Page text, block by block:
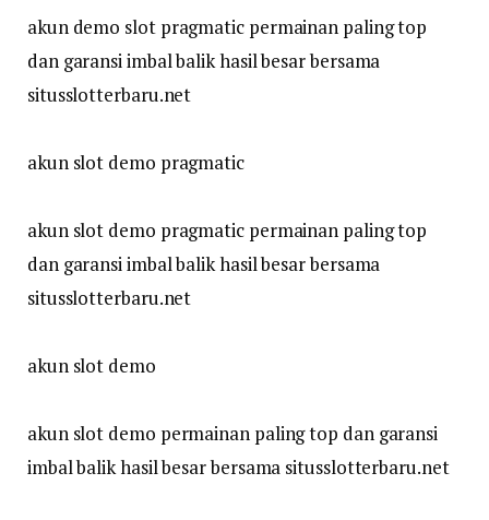
akun demo slot pragmatic permainan paling top
dan garansi imbal balik hasil besar bersama
situsslotterbaru.net
akun slot demo pragmatic
akun slot demo pragmatic permainan paling top
dan garansi imbal balik hasil besar bersama
situsslotterbaru.net
akun slot demo
akun slot demo permainan paling top dan garansi
imbal balik hasil besar bersama situsslotterbaru.net